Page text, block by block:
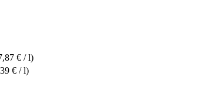
€ / l)
€ / l)